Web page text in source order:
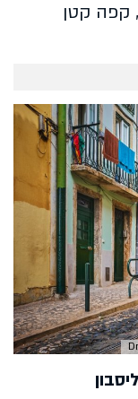
קפה קטן